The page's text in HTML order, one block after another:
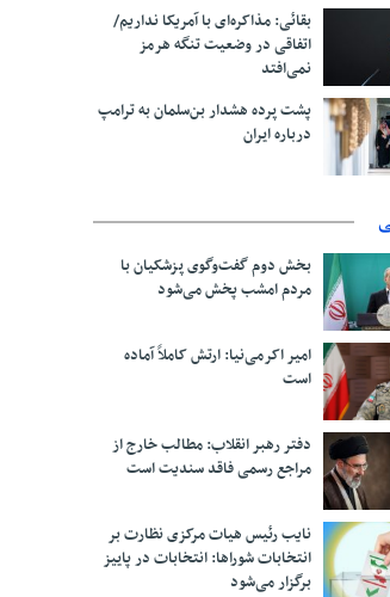
بقائی: مذاکره‌ای با آمریکا نداریم/
اتفاقی در وضعیت تنگه هرمز
نمی‌افتد
پشت پرده هشدار بن‌سلمان به ترامپ
درباره ایران
بخش دوم گفت‌وگوی پزشکیان با
مردم امشب پخش می‌شود
امیر اکرمی‌نیا: ارتش کاملاً آماده
است
دفتر رهبر انقلاب: مطالب خارج از
مراجع رسمی فاقد سندیت است
نایب رئیس هیات مرکزی نظارت بر
انتخابات شوراها: انتخابات در پاییز
برگزار می‌شود